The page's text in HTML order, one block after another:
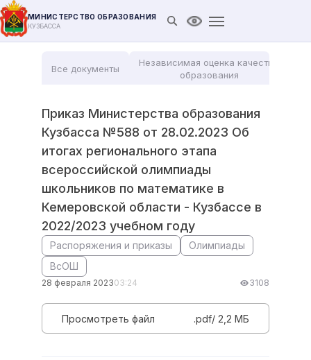
МИНИСТЕРСТВО ОБРАЗОВАНИЯ
КУЗБАССА Открыть поиск
Версия для
Все документы
Независимая оценка качества
образования
Приказ Министерства образования
Кузбасса №588 от 28.02.2023 Об
итогах регионального этапа
всероссийской олимпиады
школьников по математике в
Кемеровской области - Кузбассе в
2022/2023 учебном году
Распоряжения и приказы
Олимпиады
ВсОШ
28 февраля 202303:24 3108
Просмотреть файл .pdf/ 2,2 MБ